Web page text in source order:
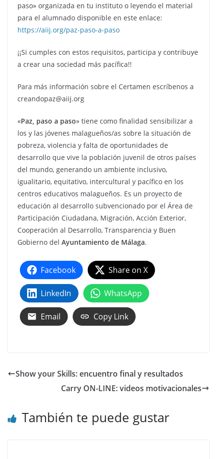
paso» organizada en tu instituto o leyendo el material
para el alumnado disponible en este enlace:
https://aiij.org/paz-paso-a-paso
¡¡Si cumples con estos requisitos, participa y contribuye
a crear una sociedad más pacífica!!
Para más información sobre el Certamen escríbenos a
creandopaz@aiij.org
«Paz, paso a paso» tiene como finalidad sensibilizar a
los y las jóvenes malagueños/as sobre la situación de
pobreza, violencia y falta de oportunidades de
desarrollo que vive la población juvenil de otros países
del mundo, generando un ambiente inclusivo,
igualitario, equitativo, intercultural y pacífico en los
centros educativos malagueños. Es un proyecto de
educación al desarrollo subvencionado por el Área de
Participación Ciudadana, Migración, Acción Exterior,
Cooperación al Desarrollo, Transparencia y Buen
Gobierno del Ayuntamiento de Málaga.
Facebook Share on X
LinkedIn WhatsApp
Email Copy Link
Show your Skills: encuentro final y resultados
Carry ON-LINE: videos motivacionales
También te puede gustar